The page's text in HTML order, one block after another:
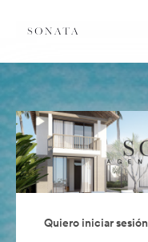
Quiero iniciar sesión